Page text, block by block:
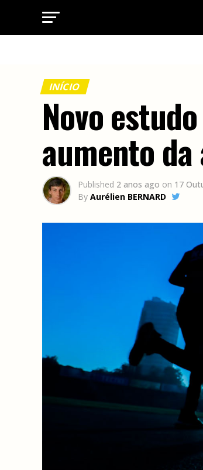
INÍCIO
Novo
aumento
Published 2 anos ago on 17
By Aurélien BERNARD